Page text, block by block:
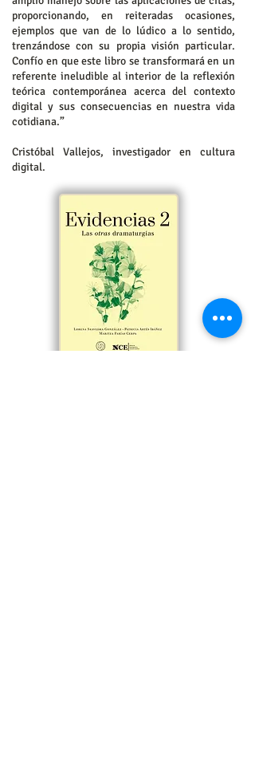
proporcionando, en reiteradas ocasiones,
ejemplos que van de lo lúdico a lo sentido,
trenzándose con su propia visión particular.
Confío en que este libro se transformará en un
referente ineludible al interior de la reflexión
teórica contemporánea acerca del contexto
digital y sus consecuencias en nuestra vida
cotidiana.”
Cristóbal Vallejos, investigador en cultura
digital.